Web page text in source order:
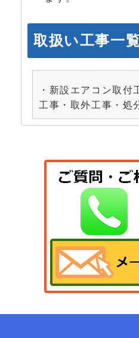
取扱い工事一
・新設エアコン取
工事・取外工事・処